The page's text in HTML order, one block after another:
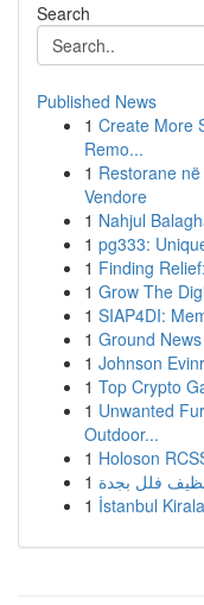
Search
Published News
1 Create More
Remo...
1 Restorane
Vendore
1 Nahjul
1 pg333:
1 Finding
1 Grow The
1 SIAP4DI:
1 Ground
1 Johnson
1 Top Crypto
1 Unwanted
Outdoor...
1 Holoson
1 فلل بجدة
1 İstanbul